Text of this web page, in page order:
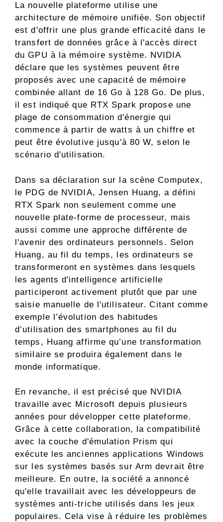
La nouvelle plateforme utilise une
architecture de mémoire unifiée. Son objectif
est d'offrir une plus grande efficacité dans le
transfert de données grâce à l'accès direct
du GPU à la mémoire système. NVIDIA
déclare que les systèmes peuvent être
proposés avec une capacité de mémoire
combinée allant de 16 Go à 128 Go. De plus,
il est indiqué que RTX Spark propose une
plage de consommation d'énergie qui
commence à partir de watts à un chiffre et
peut être évolutive jusqu'à 80 W, selon le
scénario d'utilisation.
Dans sa déclaration sur la scène Computex,
le PDG de NVIDIA, Jensen Huang, a défini
RTX Spark non seulement comme une
nouvelle plate-forme de processeur, mais
aussi comme une approche différente de
l'avenir des ordinateurs personnels. Selon
Huang, au fil du temps, les ordinateurs se
transformeront en systèmes dans lesquels
les agents d'intelligence artificielle
participeront activement plutôt que par une
saisie manuelle de l'utilisateur. Citant comme
exemple l’évolution des habitudes
d’utilisation des smartphones au fil du
temps, Huang affirme qu’une transformation
similaire se produira également dans le
monde informatique.
En revanche, il est précisé que NVIDIA
travaille avec Microsoft depuis plusieurs
années pour développer cette plateforme.
Grâce à cette collaboration, la compatibilité
avec la couche d'émulation Prism qui
exécute les anciennes applications Windows
sur les systèmes basés sur Arm devrait être
meilleure. En outre, la société a annoncé
qu'elle travaillait avec les développeurs de
systèmes anti-triche utilisés dans les jeux
populaires. Cela vise à réduire les problèmes